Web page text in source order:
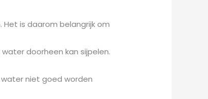
is daarom belangrijk om
doorheen kan sijpelen.
niet goed worden